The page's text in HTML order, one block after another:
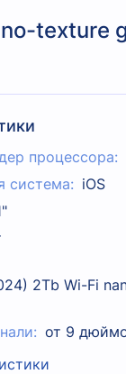
texture
процессора:
система: iOS
2Tb Wi-Fi
от 9